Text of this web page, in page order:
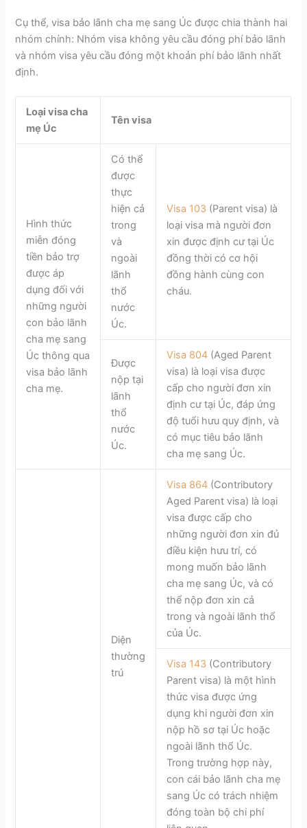
Cụ thể, visa bảo lãnh cha mẹ sang Úc được chia thành hai
nhóm chính: Nhóm visa không yêu cầu đóng phí bảo lãnh
và nhóm visa yêu cầu đóng một khoản phí bảo lãnh nhất
định.
Loại visa cha
mẹ Úc
Tên visa
Hình thức
miễn đóng
tiền bảo trợ
được áp
dụng đối với
những người
con bảo lãnh
cha mẹ sang
Úc thông qua
visa bảo lãnh
cha mẹ.
Có thể
được
thực
hiện cả
trong
và
ngoài
lãnh
thổ
nước
Úc.
Visa 103 (Parent visa) là
loại visa mà người đơn
xin được định cư tại Úc
đồng thời có cơ hội
đồng hành cùng con
cháu.
Được
nộp tại
lãnh
thổ
nước
Úc.
Visa 804 (Aged Parent
visa) là loại visa được
cấp cho người đơn xin
định cư tại Úc, đáp ứng
độ tuổi hưu quy định, và
có mục tiêu bảo lãnh
cha mẹ sang Úc.
Diện
thường
trú
Visa 864 (Contributory
Aged Parent visa) là loại
visa được cấp cho
những người đơn xin đủ
điều kiện hưu trí, có
mong muốn bảo lãnh
cha mẹ sang Úc, và có
thể nộp đơn xin cả
trong và ngoài lãnh thổ
của Úc.
Visa 143 (Contributory
Parent visa) là một hình
thức visa được ứng
dụng khi người đơn xin
nộp hồ sơ tại Úc hoặc
ngoài lãnh thổ Úc.
Trong trường hợp này,
con cái bảo lãnh cha mẹ
sang Úc có trách nhiệm
đóng toàn bộ chi phí